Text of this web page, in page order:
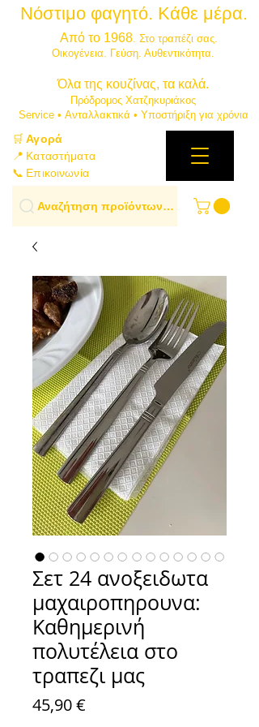
Νόστιμο φαγητό. Κάθε μέρα.
Από το 1968. Στο τραπέζι σας.
​Οικογένεια. Γεύση. Αυθεντικότητα.
​Όλα της κουζίνας, τα καλά.
Πρόδρομος Χατζηκυριάκος
​Service • Ανταλλακτικά • Υποστήριξη για χρόνια
🛒Αγορά
📍 Καταστήματα
📞 Επικοινωνία
Αναζήτηση προϊόντων…
Σετ 24 ανοξειδωτα
μαχαιροπηρουνα:
Καθημερινή
πολυτέλεια στο
τραπεζι μας
45,90 €